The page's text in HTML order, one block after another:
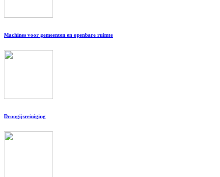
Machines voor gemeenten en openbare ruimte
Droogijsreiniging